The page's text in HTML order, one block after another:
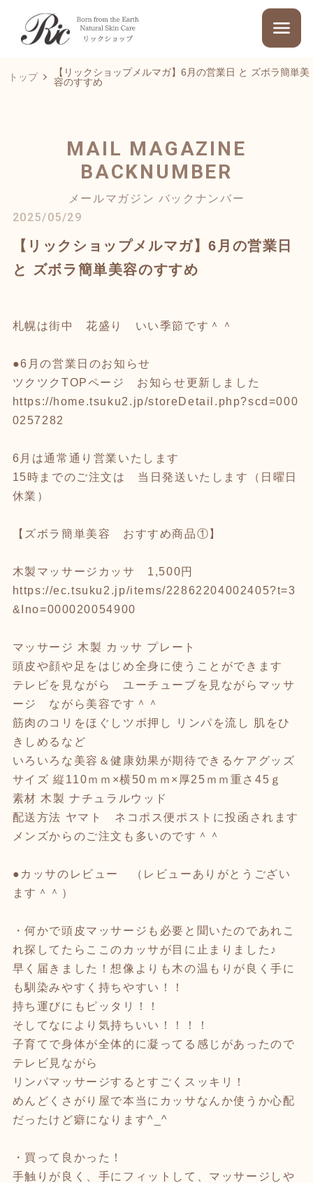
トップ
【リックショップメルマガ】6月の営業日 と ズボラ簡単美
容のすすめ
MAIL MAGAZINE
BACKNUMBER
メールマガジン バックナンバー
2025/05/29
【リックショップメルマガ】6月の営業日
と ズボラ簡単美容のすすめ
札幌は街中 花盛り いい季節です＾＾
●6月の営業日のお知らせ
ツクツクTOPページ お知らせ更新しました
https://home.tsuku2.jp/storeDetail.php?scd=000
0257282
6月は通常通り営業いたします
15時までのご注文は 当日発送いたします（日曜日
休業）
【ズボラ簡単美容 おすすめ商品①】
木製マッサージカッサ 1,500円
https://ec.tsuku2.jp/items/22862204002405?t=3
&Ino=000020054900
マッサージ 木製 カッサ プレート
頭皮や顔や足をはじめ全身に使うことができます
テレビを見ながら ユーチューブを見ながらマッサ
ージ ながら美容です＾＾
筋肉のコリをほぐしツボ押し リンパを流し 肌をひ
きしめるなど
いろいろな美容＆健康効果が期待できるケアグッズ
サイズ 縦110ｍｍ×横50ｍｍ×厚25ｍｍ重さ45ｇ
素材 木製 ナチュラルウッド
配送方法 ヤマト ネコポス便ポストに投函されます
メンズからのご注文も多いのです＾＾
●カッサのレビュー （レビューありがとうござい
ます＾＾）
・何かで頭皮マッサージも必要と聞いたのであれこ
れ探してたらここのカッサが目に止まりました♪
早く届きました！想像よりも木の温もりが良く手に
も馴染みやすく持ちやすい！！
持ち運びにもピッタリ！！
そしてなにより気持ちいい！！！！
子育てで身体が全体的に凝ってる感じがあったので
テレビ見ながら
リンパマッサージするとすごくスッキリ！
めんどくさがり屋で本当にカッサなんか使うか心配
だったけど癖になります^_^
・買って良かった！
手触りが良く、手にフィットして、マッサージしや